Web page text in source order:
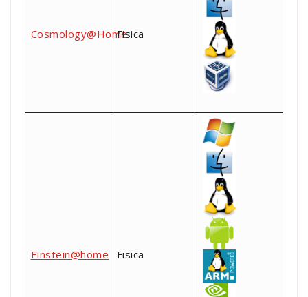
Cosmology@HomeFisica
Einstein@home Fisica